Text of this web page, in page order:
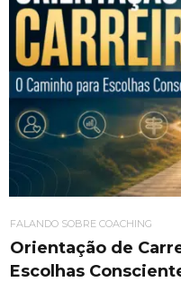
FALANDO SOBRE COACHING
Orientação de
Escolhas